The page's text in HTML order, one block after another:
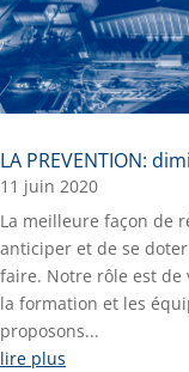
LA PREVENTION:
11 juin 2020
La meilleure façon de
anticiper et de se
faire. Notre rôle est de
la formation et les
proposons...
lire plus